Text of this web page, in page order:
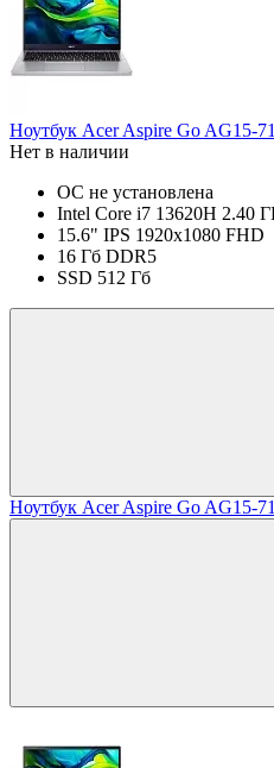
Ноутбук Acer Aspire Go AG15-
Нет в наличии
ОС не установлена
Intel Core i7 13620H 2.40
15.6" IPS 1920x1080 FHD
16 Гб DDR5
SSD 512 Гб
Ноутбук Acer Aspire Go AG15-